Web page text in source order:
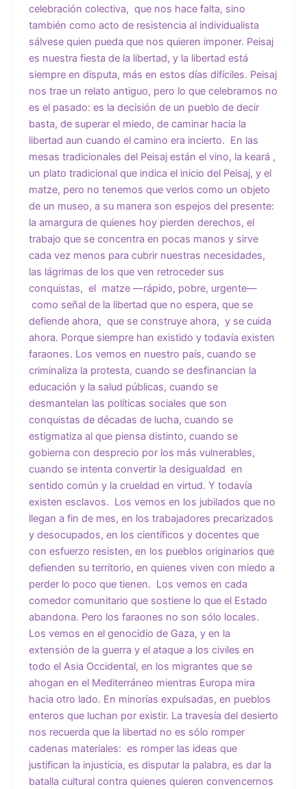
celebración colectiva, que nos hace falta, sino
también como acto de resistencia al individualista
sálvese quien pueda que nos quieren imponer. Peisaj
es nuestra fiesta de la libertad, y la libertad está
siempre en disputa, más en estos días difíciles. Peisaj
nos trae un relato antiguo, pero lo que celebramos no
es el pasado: es la decisión de un pueblo de decir
basta, de superar el miedo, de caminar hacia la
libertad aun cuando el camino era incierto. En las
mesas tradicionales del Peisaj están el vino, la keará ,
un plato tradicional que indica el inicio del Peisaj, y el
matze, pero no tenemos que verlos como un objeto
de un museo, a su manera son espejos del presente:
la amargura de quienes hoy pierden derechos, el
trabajo que se concentra en pocas manos y sirve
cada vez menos para cubrir nuestras necesidades,
las lágrimas de los que ven retroceder sus
conquistas, el matze —rápido, pobre, urgente—
como señal de la libertad que no espera, que se
defiende ahora, que se construye ahora, y se cuida
ahora. Porque siempre han existido y todavía existen
faraones. Los vemos en nuestro país, cuando se
criminaliza la protesta, cuando se desfinancian la
educación y la salud públicas, cuando se
desmantelan las políticas sociales que son
conquistas de décadas de lucha, cuando se
estigmatiza al que piensa distinto, cuando se
gobierna con desprecio por los más vulnerables,
cuando se intenta convertir la desigualdad en
sentido común y la crueldad en virtud. Y todavía
existen esclavos. Los vemos en los jubilados que no
llegan a fin de mes, en los trabajadores precarizados
y desocupados, en los científicos y docentes que
con esfuerzo resisten, en los pueblos originarios que
defienden su territorio, en quienes viven con miedo a
perder lo poco que tienen. Los vemos en cada
comedor comunitario que sostiene lo que el Estado
abandona. Pero los faraones no son sólo locales.
Los vemos en el genocidio de Gaza, y en la
extensión de la guerra y el ataque a los civiles en
todo el Asia Occidental, en los migrantes que se
ahogan en el Mediterráneo mientras Europa mira
hacia otro lado. En minorías expulsadas, en pueblos
enteros que luchan por existir. La travesía del desierto
nos recuerda que la libertad no es sólo romper
cadenas materiales: es romper las ideas que
justifican la injusticia, es disputar la palabra, es dar la
batalla cultural contra quienes quieren convencernos